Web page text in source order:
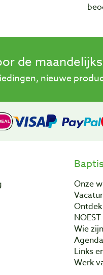
de
nieuwe
Onze
NOEST
Wie
Agenda
Links
Werk